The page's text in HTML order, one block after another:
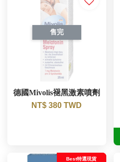
售完
德國Mivolis褪黑激素噴劑
NT$ 380 TWD
Best特選現貨